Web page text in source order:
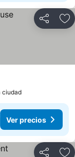
Compartir
ciudad
Ver precios